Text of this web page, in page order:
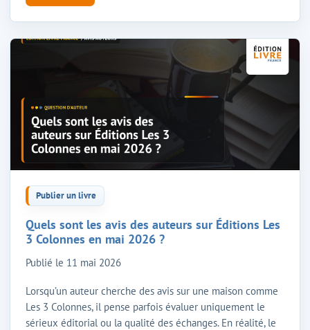
Publier un livre
Quels sont les avis des auteurs sur Éditions Les
3 Colonnes en mai 2026 ?
Publié le 11 mai 2026
Lorsqu’un auteur cherche des avis sur une maison comme
Les 3 Colonnes, il pense parfois évaluer uniquement le
sérieux éditorial ou la qualité des échanges. En réalité, le